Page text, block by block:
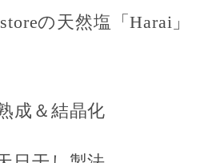
の天然塩「Harai」
成＆結晶化